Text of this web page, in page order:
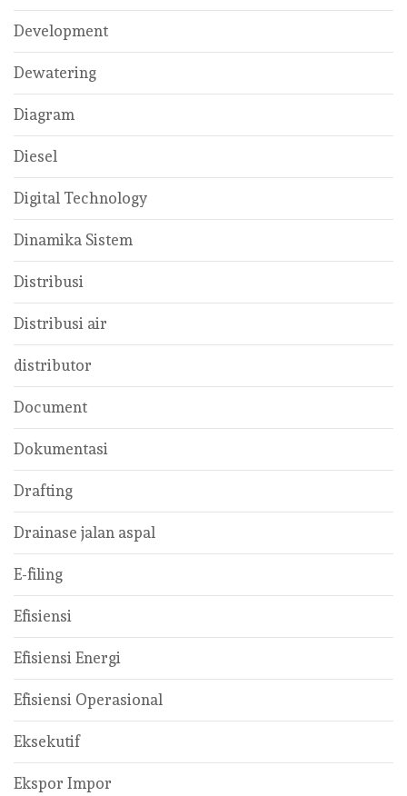
Development
Dewatering
Diagram
Diesel
Digital Technology
Dinamika Sistem
Distribusi
Distribusi air
distributor
Document
Dokumentasi
Drafting
Drainase jalan aspal
E-filing
Efisiensi
Efisiensi Energi
Efisiensi Operasional
Eksekutif
Ekspor Impor